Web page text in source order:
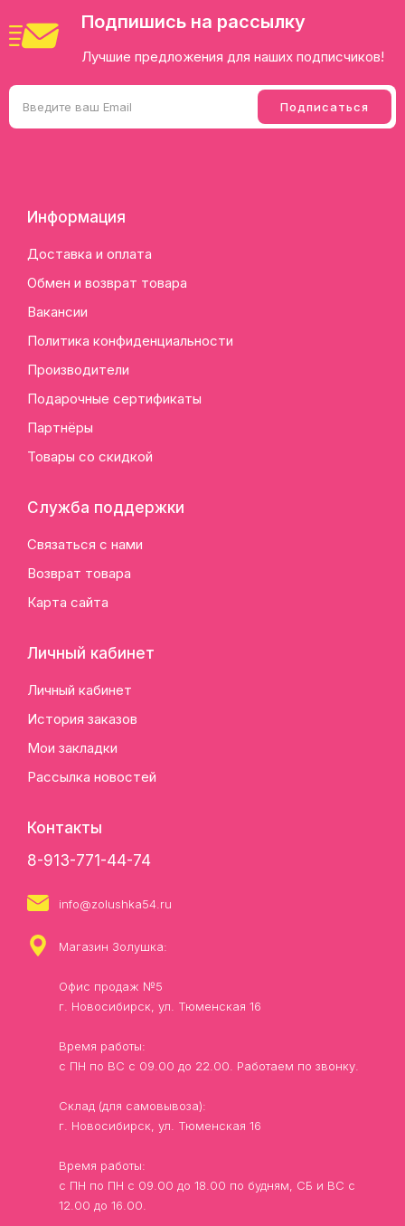
Подпишись на рассылку
Лучшие предложения для наших подписчиков!
Информация
Доставка и оплата
Обмен и возврат товара
Вакансии
Политика конфиденциальности
Производители
Подарочные сертификаты
Партнёры
Товары со скидкой
Служба поддержки
Связаться с нами
Возврат товара
Карта сайта
Личный кабинет
Личный кабинет
История заказов
Мои закладки
Рассылка новостей
Контакты
8-913-771-44-74
info@zolushka54.ru
Магазин Золушка:
Офис продаж №5
г. Новосибирск, ул. Тюменская 16
Время работы:
с ПН по ВС с 09.00 до 22.00. Работаем по звонку.
Склад (для самовывоза):
г. Новосибирск, ул. Тюменская 16
Время работы:
с ПН по ПН с 09.00 до 18.00 по будням, СБ и ВС с
12.00 до 16.00.